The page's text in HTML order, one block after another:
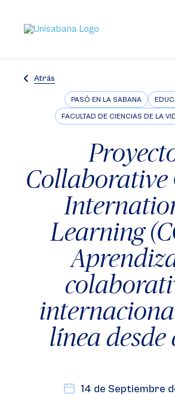
contenido
principal
Atrás
PASÓ EN LA SABANA
Collaborative
Learning
línea desde
14 de Septiembre